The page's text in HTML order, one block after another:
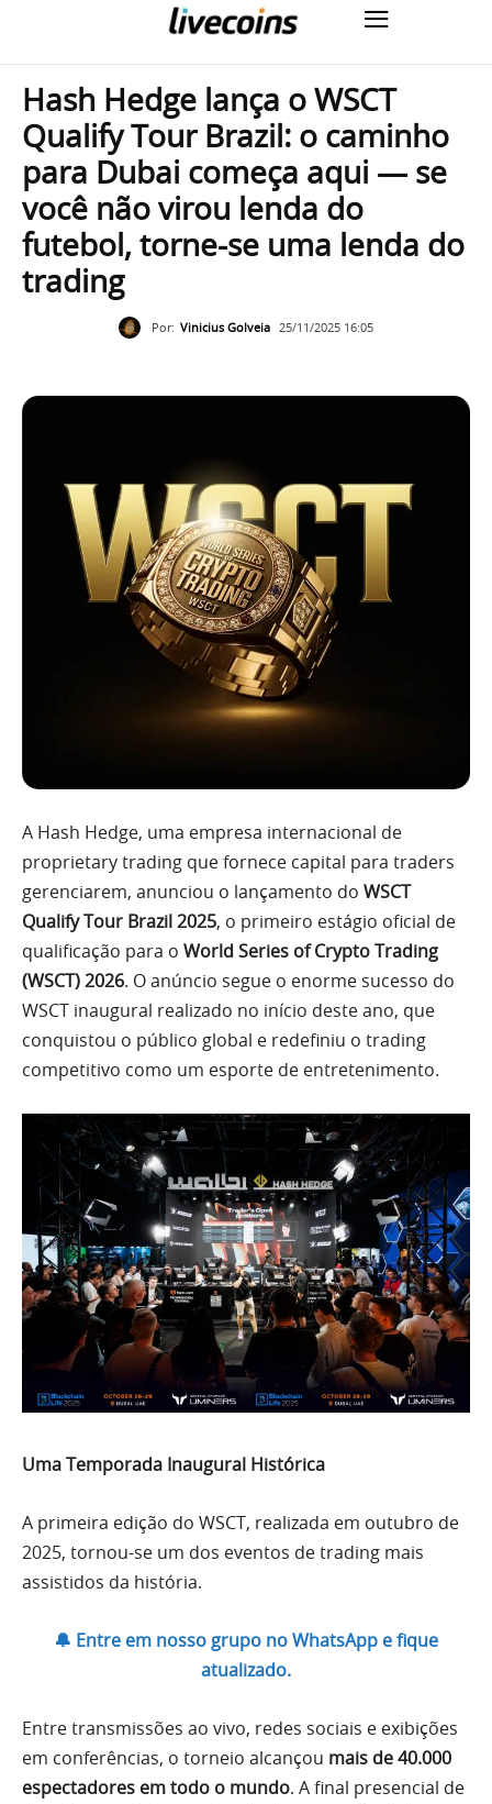
Hash Hedge lança o WSCT
Qualify Tour Brazil: o caminho
para Dubai começa aqui — se
você não virou lenda do
futebol, torne-se uma lenda do
trading
Por: Vinicius Golveia 25/11/2025 16:05
A Hash Hedge, uma empresa internacional de
proprietary trading que fornece capital para traders
gerenciarem, anunciou o lançamento do WSCT
Qualify Tour Brazil 2025, o primeiro estágio oficial de
qualificação para o World Series of Crypto Trading
(WSCT) 2026. O anúncio segue o enorme sucesso do
WSCT inaugural realizado no início deste ano, que
conquistou o público global e redefiniu o trading
competitivo como um esporte de entretenimento.
Uma Temporada Inaugural Histórica
A primeira edição do WSCT, realizada em outubro de
2025, tornou-se um dos eventos de trading mais
assistidos da história.
🔔 Entre em nosso grupo no WhatsApp e fique
atualizado.
Entre transmissões ao vivo, redes sociais e exibições
em conferências, o torneio alcançou mais de 40.000
espectadores em todo o mundo. A final presencial de